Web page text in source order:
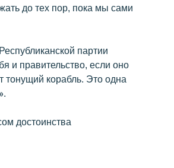
до тех пор, пока мы сами
партии
и правительство, если оно
тонущий корабль. Это одна
достоинства